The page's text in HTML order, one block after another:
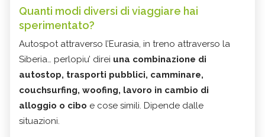
Quanti modi diversi di viaggiare hai
sperimentato?
Autospot attraverso l’Eurasia, in treno attraverso la
Siberia… perlopiu’ direi una combinazione di
autostop, trasporti pubblici, camminare,
couchsurfing, woofing, lavoro in cambio di
alloggio o cibo e cose simili. Dipende dalle
situazioni.